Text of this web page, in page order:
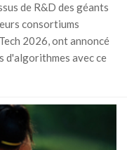
de R&D des géants
consortiums
2026, ont annoncé
d'algorithmes avec ce